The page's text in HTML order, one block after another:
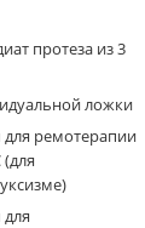
протеза из 3
ложки
ремотерапии